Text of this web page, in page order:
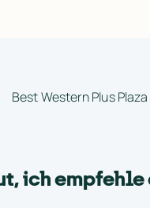
ich empfehle